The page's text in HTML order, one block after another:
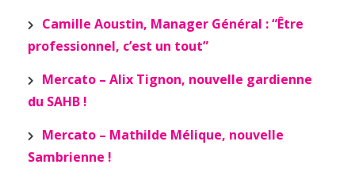
Camille Aoustin, Manager Général : “Être
professionnel, c’est un tout”
Mercato – Alix Tignon, nouvelle gardienne
du SAHB !
Mercato – Mathilde Mélique, nouvelle
Sambrienne !